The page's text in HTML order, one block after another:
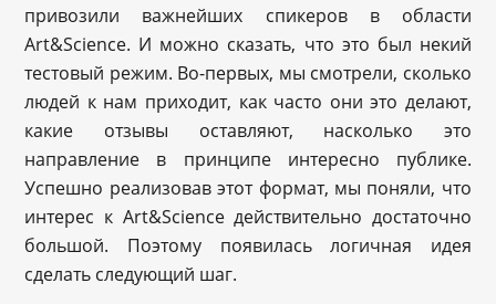
привозили важнейших спикеров в области
Art&Science. И можно сказать, что это был некий
тестовый режим. Во-первых, мы смотрели, сколько
людей к нам приходит, как часто они это делают,
какие отзывы оставляют, насколько это
направление в принципе интересно публике.
Успешно реализовав этот формат, мы поняли, что
интерес к Art&Science действительно достаточно
большой. Поэтому появилась логичная идея
сделать следующий шаг.